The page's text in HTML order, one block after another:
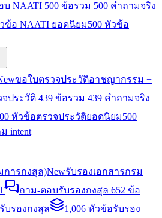
บ NAATI 500 ข้อรวม 500 คำถามจริง
ข้อ NAATI ยอดนิยม500 หัวข้อ
ขอใบตรวจประวัติอาชญากรรม +
ประวัติ 439 ข้อรวม 439 คำถามจริง
หัวข้อตรวจประวัติยอดนิยม500
intent
การกงสุล)Newรับรองเอกสารกรม
ถาม-ตอบรับรองกงสุล 652 ข้อ
บรองกงสุล
1,006 หัวข้อรับรอง